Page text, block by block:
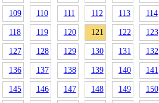
109 110 111 112 113 114
118 119 120 121 122 123
127 128 129 130 131 132
136 137 138 139 140 141
145 146 147 148 149 150